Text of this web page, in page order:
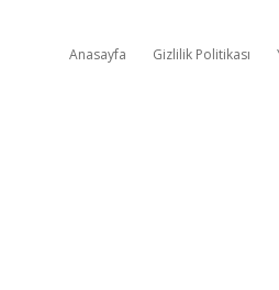
Anasayfa Gizlilik Politikası